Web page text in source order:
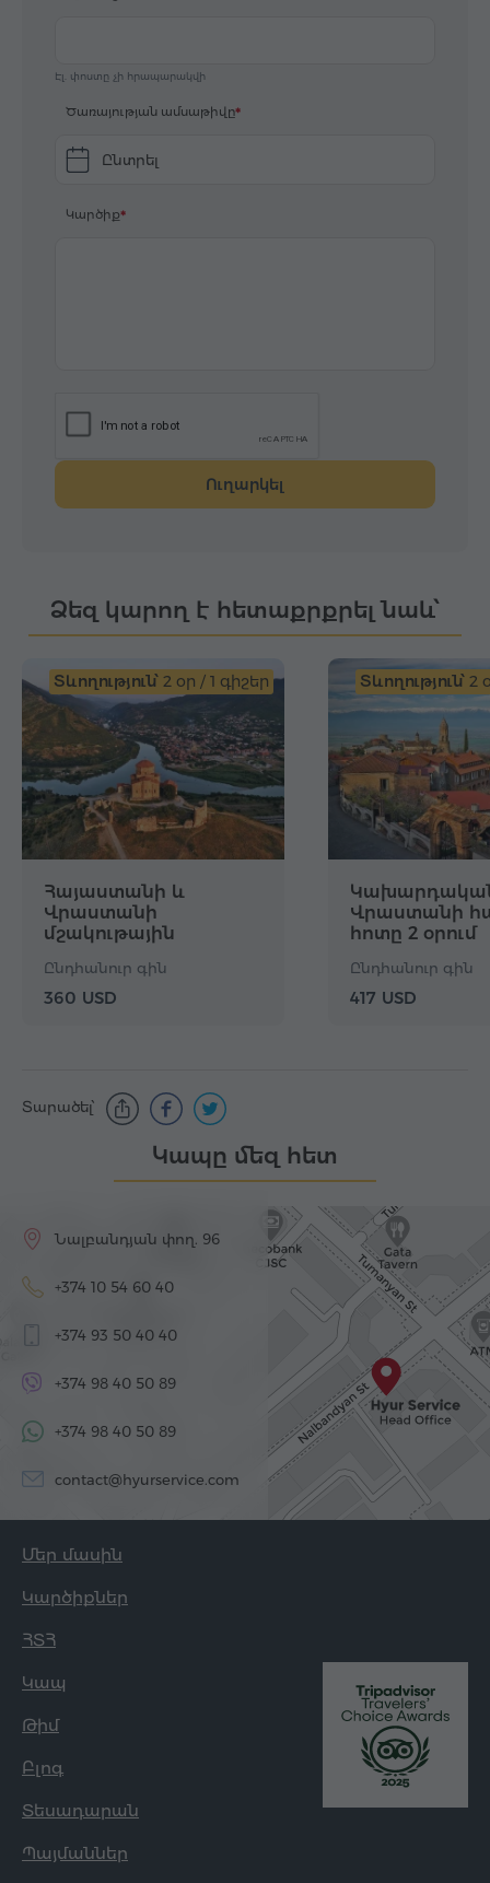
Էլ. փոստը չի հրապարակվի
Ծառայության ամսաթիվը
Ընտրել
Կարծիք
Ուղարկել
Ձեզ կարող է հետաքրքրել նաև՝
Տևողություն՝ 2 օր / 1 գիշեր
Հայաստանի և
Վրաստանի
մշակութային
Ընդհանուր գին
360 USD
Տևողություն՝ 2
Վրաստանի
հոտը 2 օրում
Ընդհանուր գին
417 USD
Տարածել՝
Կապը մեզ հետ
Նալբանդյան փող. 96
+374 10 54 60 40
+374 93 50 40 40
+374 98 40 50 89
+374 98 40 50 89
contact@hyurservice.com
Մեր մասին
Կարծիքներ
ՀՏՀ
Կապ
Թիմ
Բլոգ
Տեսադարան
Պայմաններ